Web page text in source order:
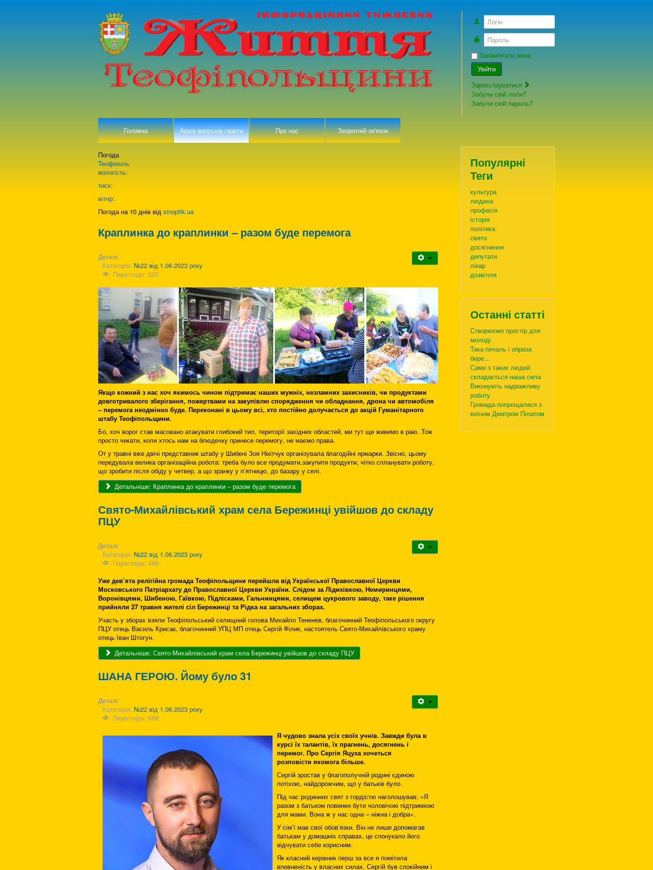
Логін
Пароль
Запам'ятати мене
Увійти
Зареєструватися
Забули свій логін?
Забули свій пароль?
Головна Архів випусків газети Про нас Зворотній зв'язок
Погода
Теофіполь
вологість:
тиск:
вітер:
Погода на 10 днів від sinoptik.ua
Краплинка до краплинки – разом буде перемога
Деталі
Категорія: №22 від 1.06.2023 року
Перегляди: 520
Якщо кожний з нас хоч якимось чином підтримає наших мужніх, незламних захисників, чи продуктами
довготривалого зберігання, пожертвами на закупівлю спорядження чи обладнання, дрона чи автомобіля
– перемога неодмінно буде. Переконані в цьому всі, хто постійно долучається до акцій Гуманітарного
штабу Теофіпольщини.
Бо, хоч ворог став масовано атакувати глибокий тил, території західних областей, ми тут ще живемо в раю. Тож
просто чекати, коли хтось нам на блюдечку принесе перемогу, не маємо права.
От у травні вже двічі представник штабу у Шибені Зоя Нікітчук організувала благодійні ярмарки. Звісно, цьому
передувала велика організаційна робота: треба було все продумати,закупити продукти, чітко спланувати роботу,
що зробити після обіду у четвер, а що зранку у п’ятницю, до базару у селі.
Детальніше: Краплинка до краплинки – разом буде перемога
Свято-Михайлівський храм села Бережинці увійшов до складу
ПЦУ
Деталі
Категорія: №22 від 1.06.2023 року
Перегляди: 489
Уже дев’ята релігійна громада Теофіпольщини перейшла від Української Православної Церкви
Московського Патріархату до Православної Церкви України. Слідом за Лідихівкою, Немиринцями,
Воронівцями, Шибеною, Гаївкою, Підлісками, Гальчинцями, селищем цукрового заводу, таке рішення
прийняли 27 травня жителі сіл Бережинці та Рідка на загальних зборах.
Участь у зборах взяли Теофіпольський селищний голова Михайло Тененев, благочинний Теофіпольського округу
ПЦУ отець Василь Крисак, благочинний УПЦ МП отець Сергій Філик, настоятель Свято-Михайлівського храму
отець Іван Штогун.
Детальніше: Свято-Михайлівський храм села Бережинці увійшов до складу ПЦУ
ШАНА ГЕРОЮ. Йому було 31
Деталі
Категорія: №22 від 1.06.2023 року
Перегляди: 588
Я чудово знала усіх своїх учнів. Завжди була в
курсі їх талантів, їх прагнень, досягнень і
перемог. Про Сергія Яцуха хочеться
розповісти якомога більше.
Сергій зростав у благополучній родині єдиною
потіхою, найдорожчим, що у батьків було.
Під час родинних свят з гордістю наголошував: «Я
разом з батьком повинен бути чоловічою підтримкою
для мами. Вона ж у нас одна – ніжна і добра».
У сім’ї мав свої обов’язки. Він не лише допомагав
батькам у домашніх справах, це спонукало його
відчувати себе корисним.
Як класний керівник перш за все я помітила
впевненість у власних силах. Сергій був спокійним і
Популярні
Теги
культура
людина
професія
історія
політика
свято
досягнення
депутати
лікар
дозвілля
Останні статті
Створюємо простір для
молоді
Така печаль і образа
бере…
Саме з таких людей
складається наша сила
Виконують надважливу
роботу
Громада попрощалася з
воїном Дмитром Пілатом